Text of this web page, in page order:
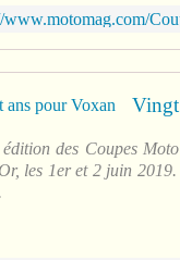
des Coupes
les 1er et 2 juin